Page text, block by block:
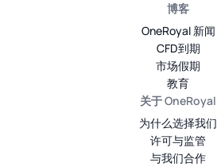
博客
OneRoyal 新闻
CFD到期
市场假期
教育
关于 OneRoyal
为什么选择我们
许可与监管
与我们合作